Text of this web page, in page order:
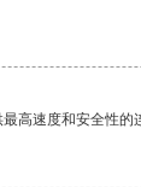
高速度和安全性的